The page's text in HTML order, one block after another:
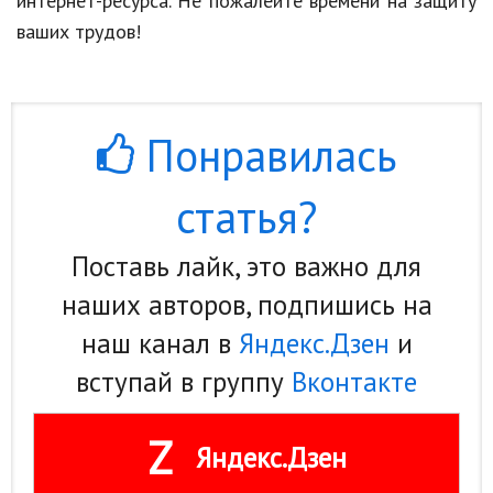
ваших трудов!
Понравилась
статья?
Поставь лайк, это важно для
наших авторов, подпишись на
наш канал в Яндекс.Дзен и
вступай в группу Вконтакте
Z Яндекс.Дзен